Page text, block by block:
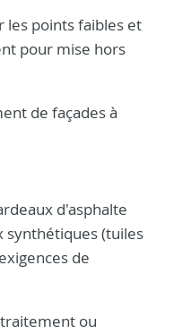
les points faibles et
pour mise hors
de façades à
d'asphalte
synthétiques (tuiles
de
ou